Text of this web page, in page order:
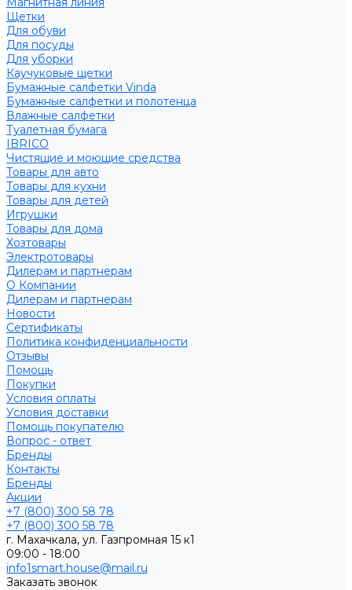
Щетки
Для обуви
Для посуды
Для уборки
Каучуковые щетки
Бумажные салфетки Vinda
Бумажные салфетки и полотенца
Влажные салфетки
Туалетная бумага
IBRICO
Чистящие и моющие средства
Товары для авто
Товары для кухни
Товары для детей
Игрушки
Товары для дома
Хозтовары
Электротовары
Дилерам и партнерам
О Компании
Дилерам и партнерам
Новости
Сертификаты
Политика конфиденциальности
Отзывы
Помощь
Покупки
Условия оплаты
Условия доставки
Помощь покупателю
Вопрос - ответ
Бренды
Контакты
Бренды
Акции
+7 (800) 300 58 78
+7 (800) 300 58 78
г. Махачкала, ул. Газпромная 15 к1
09:00 - 18:00
info1smart.house@mail.ru
Заказать звонок